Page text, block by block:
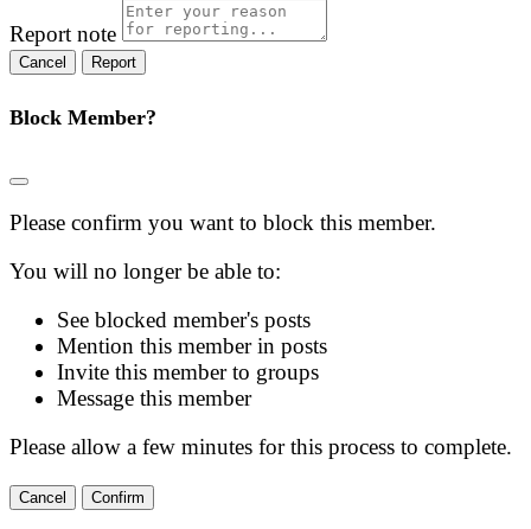
Report note
Report
Block Member?
Please confirm you want to block this member.
You will no longer be able to:
See blocked member's posts
Mention this member in posts
Invite this member to groups
Message this member
Please allow a few minutes for this process to complete.
Confirm